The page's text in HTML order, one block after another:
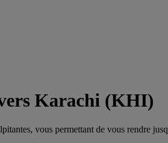
Karachi (KHI)
vous permettant de vous rendre